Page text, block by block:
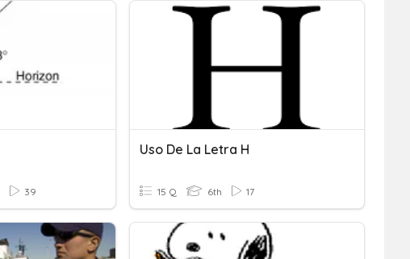
39
Uso De La Letra H
15 Q 6th 17